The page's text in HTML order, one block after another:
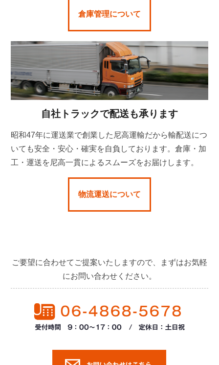
倉庫管理について
自社トラックで配送も承ります
昭和47年に運送業で創業した尼高運輸だから輸配送につ
いても安全・安心・確実を自負しております。倉庫・加
工・運送を尼高一貫によるスムーズをお届けします。
物流運送について
ご要望に合わせてご提案いたしますので、まずはお気軽
にお問い合わせください。